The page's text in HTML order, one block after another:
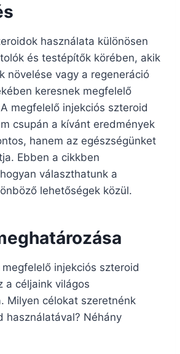
használata különösen
és testépítők körében, akik
növelése vagy a regeneráció
keresnek megfelelő
megfelelő injekciós szteroid
csupán a kívánt eredmények
hanem az egészségünket
Ebben a cikkben
választhatunk a
lehetőségek közül.
injekciós szteroid
a céljaink világos
Milyen célokat szeretnénk
használatával? Néhány